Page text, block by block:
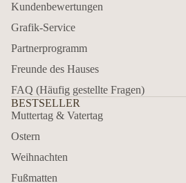
Kundenbewertungen
Grafik-Service
Partnerprogramm
Freunde des Hauses
FAQ (Häufig gestellte Fragen)
BESTSELLER
Muttertag & Vatertag
Ostern
Weihnachten
Fußmatten